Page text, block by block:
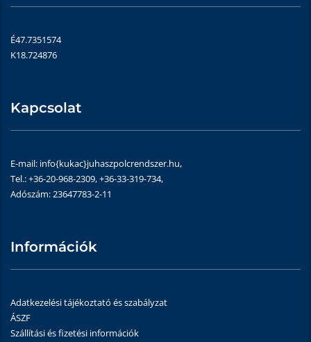
É47.7351574
K18.724876
Kapcsolat
E-mail: info{kukac}juhaszpolcrendszer.hu,
Tel.: +36-20-968-2309, +36-33-319-734,
Adószám: 23647783-2-11
Információk
Adatkezelési tájékoztató és szabályzat
ÁSZF
Szállítási és fizetési információk